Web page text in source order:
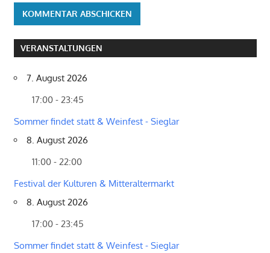
VERANSTALTUNGEN
7. August 2026
17:00 - 23:45
Sommer findet statt & Weinfest - Sieglar
8. August 2026
11:00 - 22:00
Festival der Kulturen & Mitteraltermarkt
8. August 2026
17:00 - 23:45
Sommer findet statt & Weinfest - Sieglar